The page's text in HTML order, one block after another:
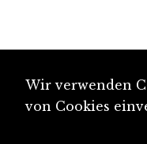
Wir verwenden
von Cookies